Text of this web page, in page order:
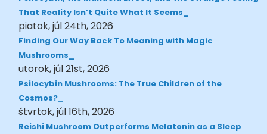
That Reality Isn’t Quite What It Seems
piatok, júl 24th, 2026
Finding Our Way Back To Meaning with Magic
Mushrooms
utorok, júl 21st, 2026
Psilocybin Mushrooms: The True Children of the
Cosmos?
štvrtok, júl 16th, 2026
Reishi Mushroom Outperforms Melatonin as a Sleep